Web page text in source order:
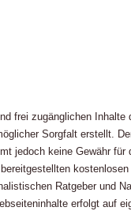
frei zugänglichen Inhalte
Sorgfalt erstellt.
jedoch keine Gewähr für
kostenlosen
Ratgeber und
erfolgt auf